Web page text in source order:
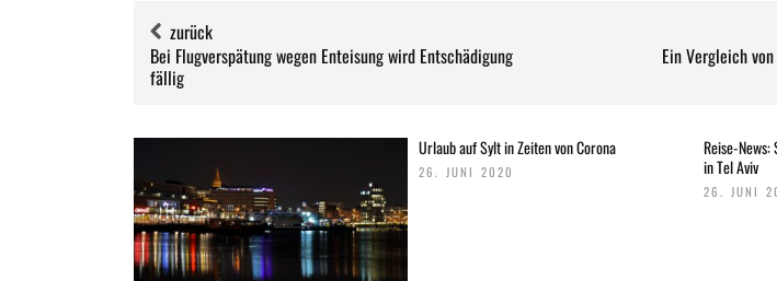
zurück
Bei Flugverspätung wegen Enteisung wird Entschädigung
fällig
Ein Vergleich
Urlaub auf Sylt in Zeiten von Corona
26. JUNI 2020
Reise-
in Tel Aviv
26. JUNI